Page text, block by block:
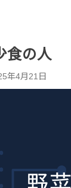
食の人
年4月21日